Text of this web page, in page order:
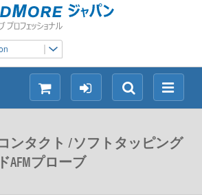
メ
ニ
ー
検
索
ロ
グ
ン
シ
ョ
ピ
ン
ンタクト /ソフトタッピング
AFMプローブ